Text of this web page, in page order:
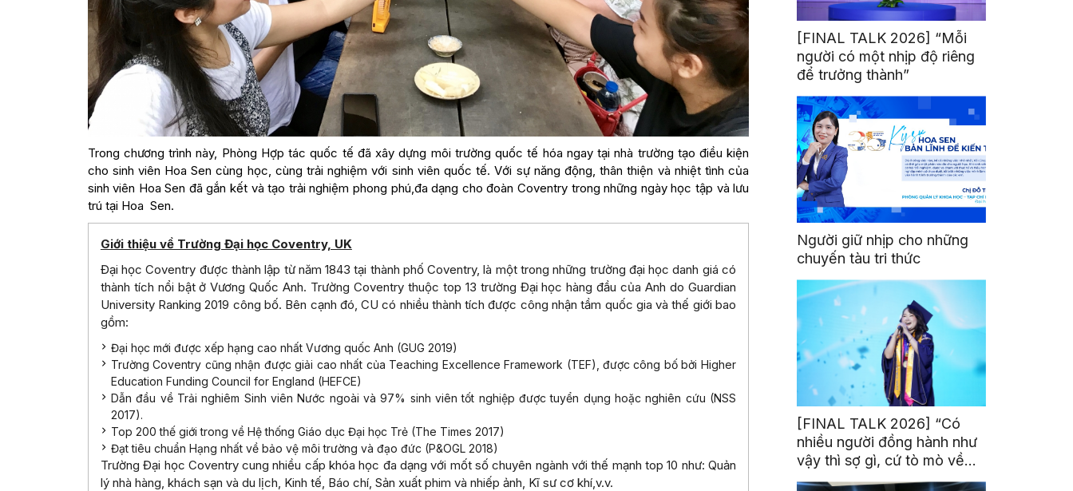
Trong chương trình này, Phòng Hợp tác quốc tế đã xây dựng môi trường quốc tế hóa ngay tại nhà trường tạo điều kiện
cho sinh viên Hoa Sen cùng học, cùng trải nghiệm với sinh viên quốc tế. Với sự năng động, thân thiện và nhiệt tình của
sinh viên Hoa Sen đã gắn kết và tạo trải nghiệm phong phú,đa dạng cho đoàn Coventry trong những ngày học tập và lưu
trú tại Hoa Sen.
Giới thiệu về Trường Đại học Coventry, UK
Đại học Coventry được thành lập từ năm 1843 tại thành phố Coventry, là một trong những trường đại học danh giá có
thành tích nổi bật ở Vương Quốc Anh. Trường Coventry thuộc top 13 trường Đại học hàng đầu của Anh do Guardian
University Ranking 2019 công bố. Bên cạnh đó, CU có nhiều thành tích được công nhận tầm quốc gia và thế giới bao
gồm:
Đại học mới được xếp hạng cao nhất Vương quốc Anh (GUG 2019)
Trường Coventry cũng nhận được giải cao nhất của Teaching Excellence Framework (TEF), được công bố bởi Higher
Education Funding Council for England (HEFCE)
Dẫn đầu về Trải nghiêm Sinh viên Nước ngoài và 97% sinh viên tốt nghiệp được tuyển dụng hoặc nghiên cứu (NSS
2017).
Top 200 thế giới trong về Hệ thống Giáo dục Đại học Trẻ (The Times 2017)
Đạt tiêu chuẩn Hạng nhất về bảo vệ môi trường và đạo đức (P&OGL 2018)
Trường Đại học Coventry cung nhiều cấp khóa học đa dạng với mốt số chuyên ngành với thế mạnh top 10 như: Quản
lý nhà hàng, khách sạn và du lịch, Kinh tế, Báo chí, Sản xuất phim và nhiếp ảnh, Kĩ sư cơ khí,v.v.
[FINAL TALK 2026] “Mỗi
người có một nhịp độ riêng
để trưởng thành”
Người giữ nhịp cho những
chuyến tàu tri thức
[FINAL TALK 2026] “Có
nhiều người đồng hành như
vậy thì sợ gì, cứ tò mò về
thế giới thôi”